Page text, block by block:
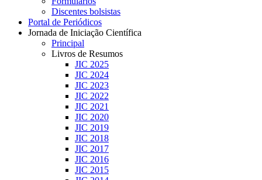
Discentes bolsistas
Portal de Periódicos
Jornada de Iniciação Científica
Principal
Livros de Resumos
JIC 2025
JIC 2024
JIC 2023
JIC 2022
JIC 2021
JIC 2020
JIC 2019
JIC 2018
JIC 2017
JIC 2016
JIC 2015